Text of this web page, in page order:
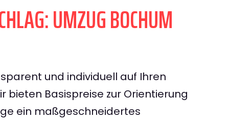
UMZUG BOCHUM
und individuell auf Ihren
bieten Basispreise zur Orientierung
ein maßgeschneidertes